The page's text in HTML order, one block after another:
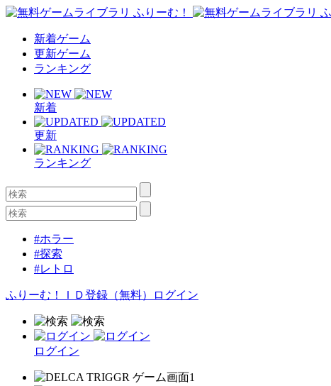
新着ゲーム
更新ゲーム
ランキング
新着
更新
ランキング
#ホラー
#探索
#レトロ
ふりーむ！ＩＤ登録（無料） ログイン
ログイン